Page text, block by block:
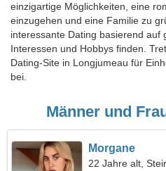
einzigartige Möglichkeiten, eine
einzugehen und eine Familie zu
interessante Dating basierend auf
Interessen und Hobbys finden.
Dating-Site in Longjumeau für
bei.
Männer und
Morgane
22 Jahre alt,